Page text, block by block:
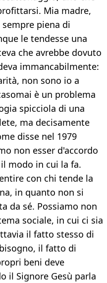
Mia madre,
piena di
le tendesse una
che avrebbe dovuto
immancabilmente:
non sono io a
è un problema
spicciola di una
ma decisamente
disse nel 1979
non esser d'accordo
modo in cui la fa.
con chi tende la
in quanto non si
da sé. Possiamo non
sociale, in cui ci sia
il fatto stesso di
il fatto di
beni deve
il Signore Gesù parla